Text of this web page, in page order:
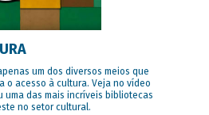
um dos diversos meios que
o acesso à cultura. Veja no vídeo
uma das mais incríveis bibliotecas
no setor cultural.